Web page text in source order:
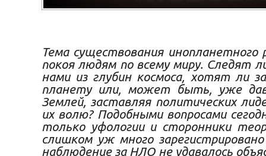
Тема существования инопланетного
покоя людям по всему миру. Следят
нами из глубин космоса, хотят ли
планету или, может быть, уже
Землей, заставляя политических
их волю? Подобными вопросами
только уфологии и сторонники
слишком уж много зарегистрировано
наблюдение за НЛО не удавалось